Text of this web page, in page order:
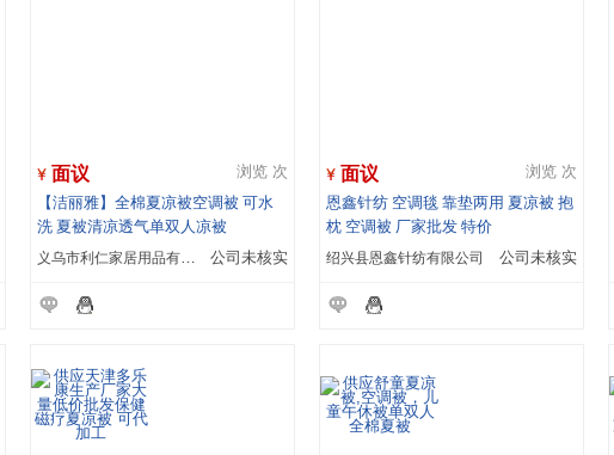
面议 浏览 次
【洁丽雅】全棉夏凉被空调被 可水
洗 夏被清凉透气单双人凉被
义乌市利仁家居用品有限公司 公司未核实
面议 浏览 次
恩鑫针纺 空调毯 靠垫两用 夏凉被 抱
枕 空调被 厂家批发 特价
绍兴县恩鑫针纺有限公司 公司未核实